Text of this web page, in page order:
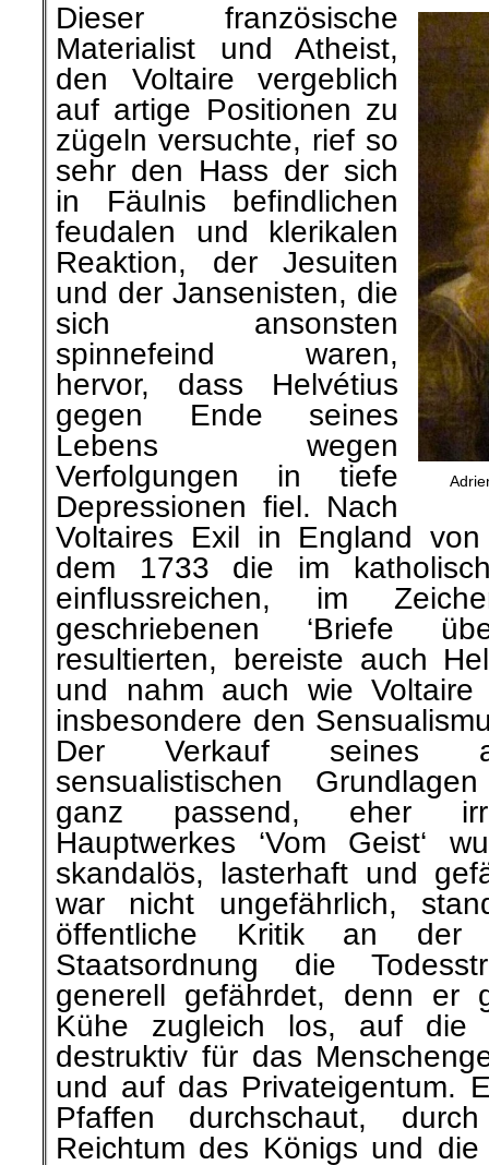
Dieser französische
Materialist und Atheist,
den Voltaire vergeblich
auf artige Positionen zu
zügeln versuchte, rief so
sehr den Hass der sich
in Fäulnis befindlichen
feudalen und klerikalen
Reaktion, der Jesuiten
und der Jansenisten, die
sich ansonsten
spinnefeind waren,
hervor, dass Helvétius
gegen Ende seines
Lebens wegen
Verfolgungen in tiefe
Depressionen fiel. Nach
Voltaires Exil in England
dem 1733 die im
einflussreichen, im
geschriebenen ‘Briefe
resultierten, bereiste auch
und nahm auch wie Voltaire
insbesondere den
Der Verkauf seines
sensualistischen
ganz passend, eher
Hauptwerkes ‘Vom Geist‘
skandalös, lasterhaft und
war nicht ungefährlich,
öffentliche Kritik an
Staatsordnung die
generell gefährdet, denn er
Kühe zugleich los, auf die
destruktiv für das
und auf das Privateigentum.
Pfaffen durchschaut,
Reichtum des Königs und